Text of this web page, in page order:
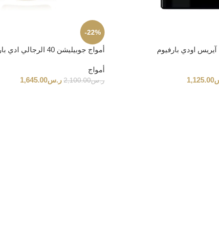
آيريس اودي بارفيوم
1,125.00
-22%
أمواج جوبيليشن 40 الرجالي ادي بارفيوم 100مل
أمواج
ر.س2,100.00 ر.س1,645.00